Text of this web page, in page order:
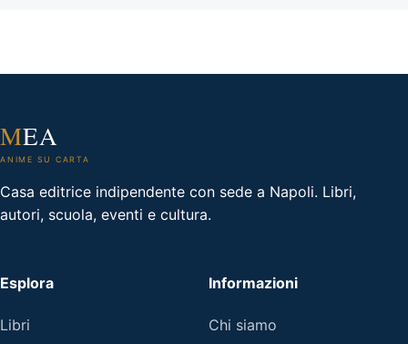
MEA
ANIME SU CARTA
Casa editrice indipendente con sede a Napoli. Libri,
autori, scuola, eventi e cultura.
Esplora
Libri
Informazioni
Chi siamo